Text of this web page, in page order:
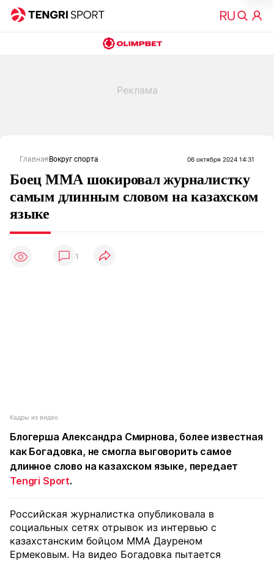
Главная Вокруг спорта 06 октября 2024 14:31
Боец ММА шокировал журналистку
самым длинным словом на казахском
языке
1
Кадры из видео
Блогерша Александра Смирнова, более известная
как Богадовка, не смогла выговорить самое
длинное слово на казахском языке, передает
Tengri Sport.
Российская журналистка опубликовала в
социальных сетях отрывок из интервью с
казахстанским бойцом MMA Дауреном
Ермековым. На видео Богадовка пытается